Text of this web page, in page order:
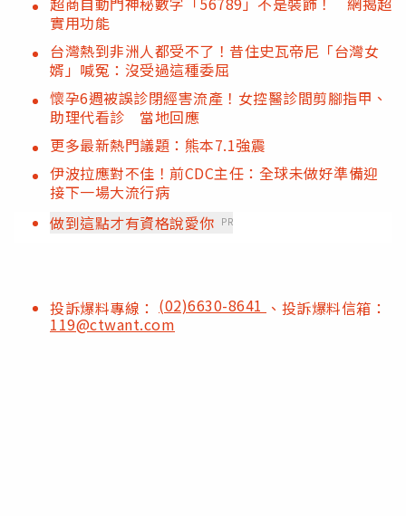
實用功能
台灣熱到非洲人都受不了！昔住史瓦帝尼「台灣女
婿」喊冤：沒受過這種委屈
懷孕6週被誤診閉經害流產！女控醫診間剪腳指甲、
助理代看診 當地回應
更多最新熱門議題：熊本7.1強震
伊波拉應對不佳！前CDC主任：全球未做好準備迎
接下一場大流行病
做到這點才有資格說愛你 PR
投訴爆料專線： (02)6630-8641 、投訴爆料信箱：
119@ctwant.com